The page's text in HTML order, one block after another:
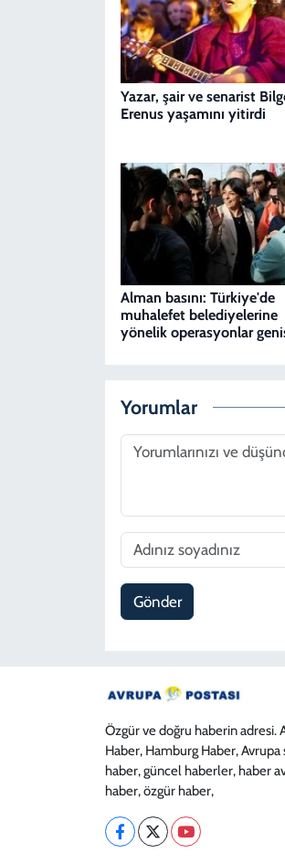
Yazar, şair ve senarist
Erenus yaşamını yitirdi
Alman basını: Türkiye'de
muhalefet belediyelerine
yönelik operasyonlar
Yorumlar
Gönder
Özgür ve doğru haberin adresi.
Haber, Hamburg Haber, Avrupa
haber, güncel haberler, haber
haber, özgür haber,